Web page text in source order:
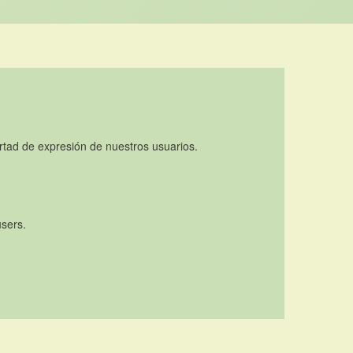
de expresión de nuestros usuarios.